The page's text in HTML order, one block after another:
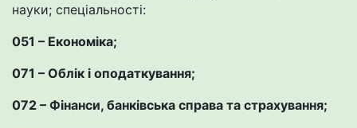
науки; спеціальності:
051 – Економіка;
071 – Облік і оподаткування;
072 – Фінанси, банківська справа та страхування;